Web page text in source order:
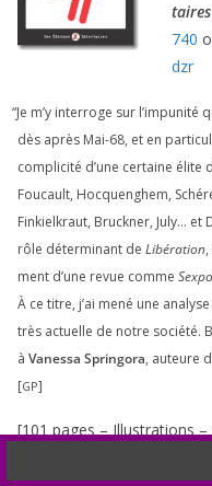
taires
740
dzr
“Je m’y inter­roge sur
dès après Mai-68, et en
com­pli­ci­té d’une cer­taine élite
Foucault, Hocquenghem,
Finkielkraut, Bruckner, July… et
rôle déter­mi­nant de Libération
ment d’une revue comme
À ce titre, j’ai mené une
très actuelle de notre socié­té.
à Vanessa Springora, auteure
[GP]
[101pages – Illustrations –